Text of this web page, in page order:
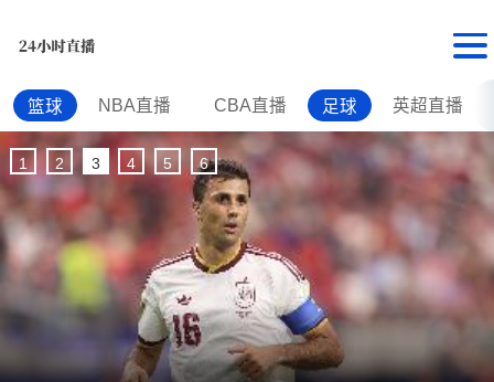
篮球 NBA直播 CBA直播 足球 英超直播
1 2 3 4 5 6